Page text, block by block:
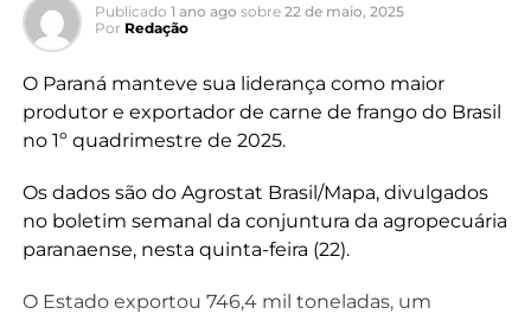
Publicado 1 ano ago sobre 22 de maio, 2025
Por Redação
O Paraná manteve sua liderança como maior
produtor e exportador de carne de frango do Brasil
no 1º quadrimestre de 2025.
Os dados são do Agrostat Brasil/Mapa, divulgados
no boletim semanal da conjuntura da agropecuária
paranaense, nesta quinta-feira (22).
O Estado exportou 746,4 mil toneladas, um